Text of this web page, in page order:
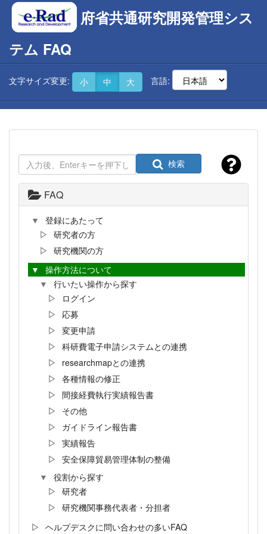
府省共通研究開発管理シス
テム FAQ
文字サイズ変更: 小 中 大 言語:
検索
FAQ
登録にあたって
研究者の方
研究機関の方
操作方法について
行いたい操作から探す
ログイン
応募
変更申請
科研費電子申請システムとの連携
researchmapとの連携
各種情報の修正
間接経費執行実績報告書
その他
ガイドライン報告書
実績報告
安全保障貿易管理体制の整備
役割から探す
研究者
研究機関事務代表者・分担者
ヘルプデスクに問い合わせの多いFAQ